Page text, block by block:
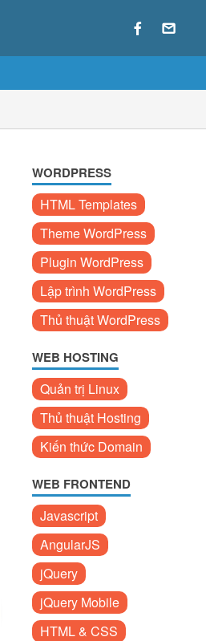
WORDPRESS
HTML Templates
Theme WordPress
Plugin WordPress
Lập trình WordPress
Thủ thuật WordPress
WEB HOSTING
Quản trị Linux
Thủ thuật Hosting
Kiến thức Domain
WEB FRONTEND
Javascript
AngularJS
jQuery
jQuery Mobile
HTML & CSS